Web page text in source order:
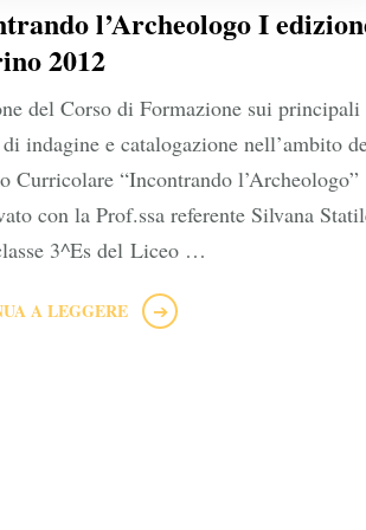
l’Archeologo I
2012
del Corso di Formazione sui principali
indagine e catalogazione nell’ambito
Curricolare “Incontrando l’Archeologo”
con la Prof.ssa referente Silvana
3^Es del Liceo …
A LEGGERE